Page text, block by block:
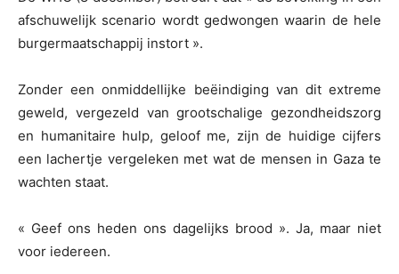
afschuwelijk scenario wordt gedwongen waarin de hele
burgermaatschappij instort ».
Zonder een onmiddellijke beëindiging van dit extreme
geweld, vergezeld van grootschalige gezondheidszorg
en humanitaire hulp, geloof me, zijn de huidige cijfers
een lachertje vergeleken met wat de mensen in Gaza te
wachten staat.
« Geef ons heden ons dagelijks brood ». Ja, maar niet
voor iedereen.